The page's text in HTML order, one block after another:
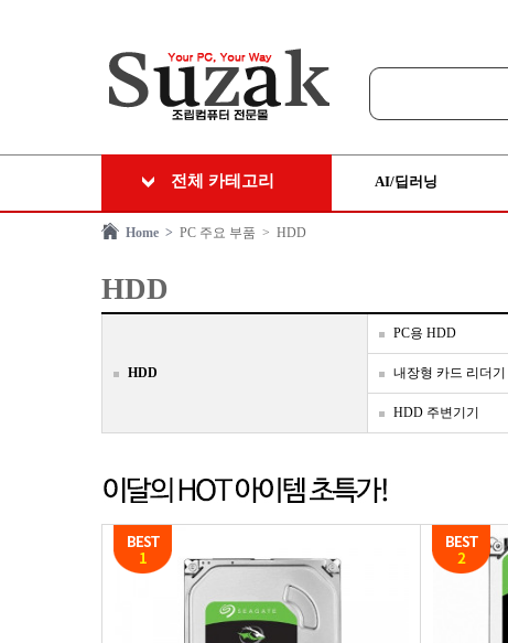
전체 카테고리 AI/딥러닝
Home > PC 주요 부품 > HDD
HDD
HDD
PC용 HDD
내장형 카드 리더기
HDD 주변기기